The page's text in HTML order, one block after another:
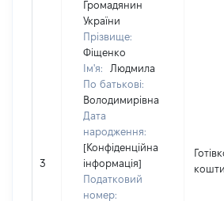
3
Громадянин
України
Прізвище:
Фіщенко
Ім'я:
Людмила
По батькові:
Володимирівна
Дата
народження:
[Конфіденційна
інформація]
Податковий
номер:
кошти